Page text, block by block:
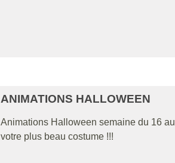
ANIMATIONS HALLOWEEN
Animations Halloween semaine du 16
votre plus beau costume !!!